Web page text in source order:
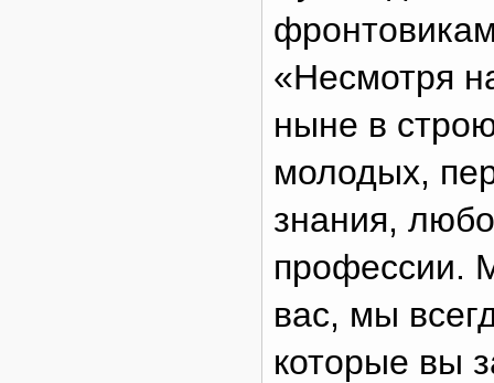
«Несмотря
ныне в
молодых,
знания,
профессии.
вас, мы
которые вы